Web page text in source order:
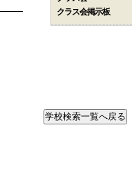
クラス会掲示板